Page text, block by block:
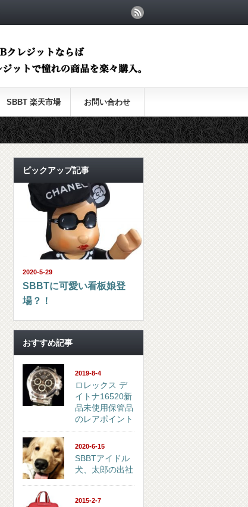
SBBT 楽天市場 お問い合わせ
ピックアップ記事
2020-5-29
SBBTに可愛い看板娘登
場？！
おすすめ記事
2019-8-4
ロレックス デ
イトナ16520新
品未使用保管品
のレアポイント
2020-6-15
SBBTアイドル
犬、太郎の出社
2015-2-7